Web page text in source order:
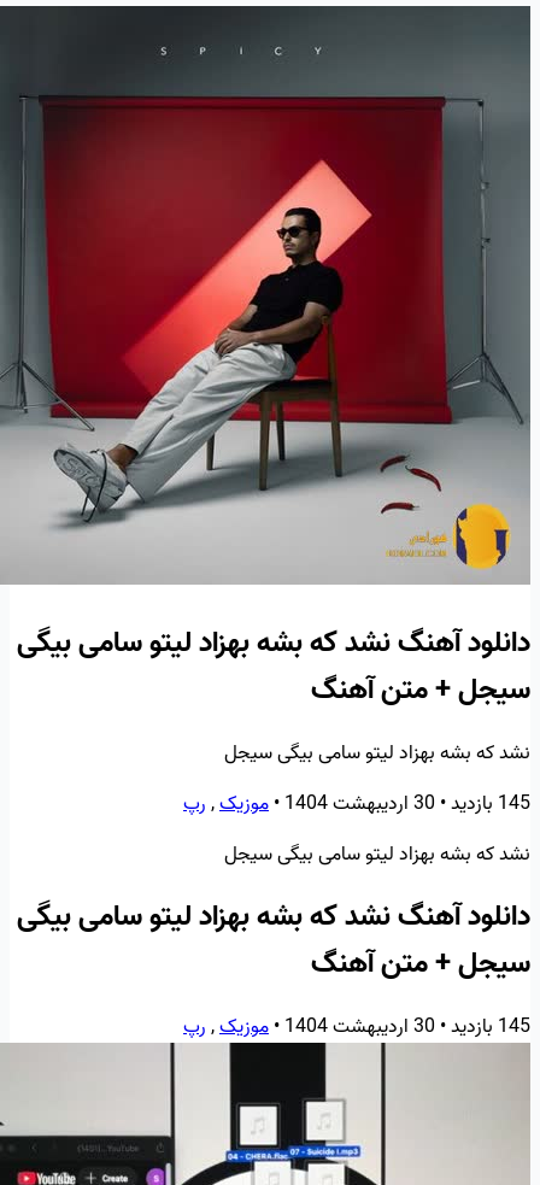
دانلود آهنگ نشد که بشه بهزاد لیتو سامی بیگی
سیجل + متن آهنگ
نشد که بشه بهزاد لیتو سامی بیگی سیجل
145 بازدید
• 30 اردیبهشت 1404 •موزیک,رپ
نشد که بشه بهزاد لیتو سامی بیگی سیجل
دانلود آهنگ نشد که بشه بهزاد لیتو سامی بیگی
سیجل + متن آهنگ
145 بازدید • 30 اردیبهشت 1404 •موزیک,رپ